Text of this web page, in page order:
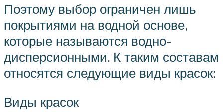
Поэтому выбор ограничен лишь
покрытиями на водной основе,
которые называются водно-
дисперсионными. К таким составам
относятся следующие виды красок:
Виды красок